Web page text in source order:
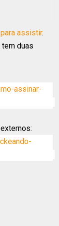
assistir.
duas
assinar-